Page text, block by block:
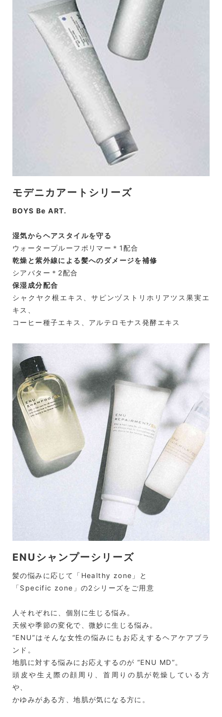
モデニカアートシリーズ
BOYS Be ART.
湿気からヘアスタイルを守る
ウォータープルーフポリマー＊1配合
乾燥と紫外線による髪へのダメージを補修
シアバター＊2配合
保湿成分配合
シャクヤク根エキス、サピンヅストリホリアツス果実エ
キス、
コーヒー種子エキス、アルテロモナス発酵エキス
ENUシャンプーシリーズ
髪の悩みに応じて「Healthy zone」と
「Specific zone」の2シリーズをご用意
人それぞれに、個別に生じる悩み。
天候や季節の変化で、微妙に生じる悩み。
“ENU”はそんな女性の悩みにも お応えするヘアケアブラ
ンド。
地肌に対する悩みにお応えするのが “ENU MD”。
頭皮や生え際の顔周り、 首周りの肌が乾燥している方
や、
かゆみがある方、地肌が気になる方に。